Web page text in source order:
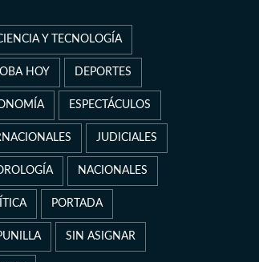
Y TECNOLOGÍA
HOY DEPORTES
ESPECTÁCULOS
JUDICIALES
NACIONALES
PORTADA
SIN ASIGNAR